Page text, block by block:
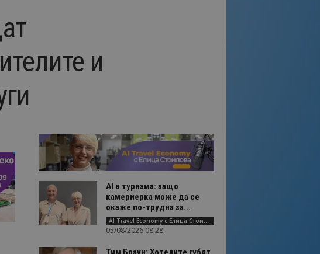
и
AI в туризма: защо
камериерка може да се
окаже по-трудна за...
AI Travel Economy с Елица Стоилова
05/08/2026 08:28